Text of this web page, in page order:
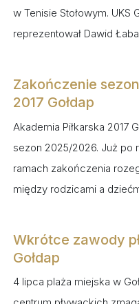
w Tenisie Stołowym. UKS
reprezentował Dawid
Zakończenie
2017 Gołdap
Akademia Piłkarska 2017
sezon 2025/2026. Już po
ramach zakończenia
między rodzicami a
Wkrótce zawody
Gołdap
4 lipca plaża miejska w